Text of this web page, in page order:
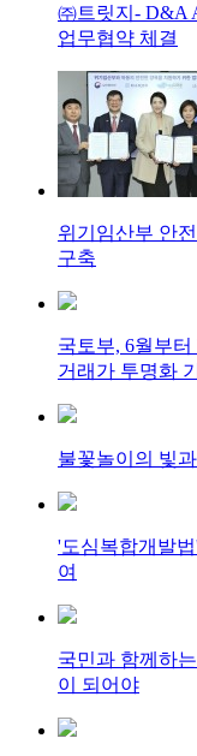
㈜트릿지- D&A
업무협약 체결
위기임산부 안
구축
국토부, 6월부
거래가 투명화
불꽃놀이의 빛
'도심복합개발
여
국민과 함께하
이 되어야